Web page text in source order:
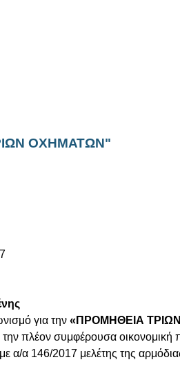
ΟΧΗΜΑΤΩΝ"
για την«ΠΡΟΜΗΘΕΙΑ
πλέον συμφέρουσα
με α/α 146/2017 μελέτης της